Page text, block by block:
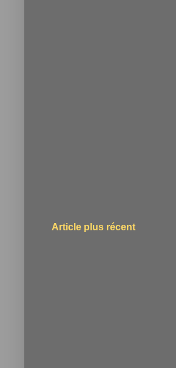
Article plus récent